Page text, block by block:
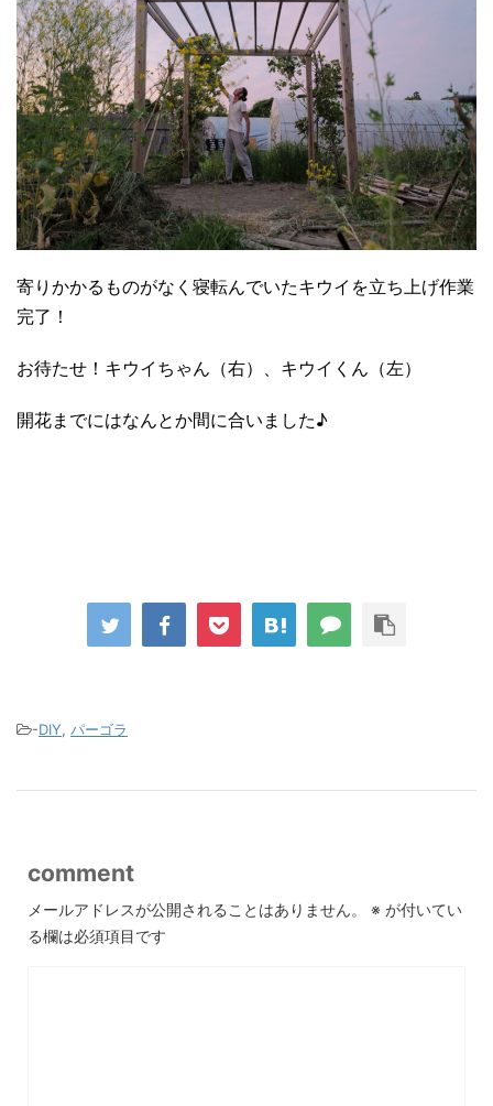
寄りかかるものがなく寝転んでいたキウイを立ち上げ作業
完了！
お待たせ！キウイちゃん（右）、キウイくん（左）
開花までにはなんとか間に合いました♪
-DIY, パーゴラ
comment
メールアドレスが公開されることはありません。 ※ が付いてい
る欄は必須項目です